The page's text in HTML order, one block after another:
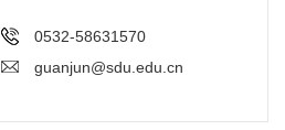
0532-58631570
guanjun@sdu.edu.cn